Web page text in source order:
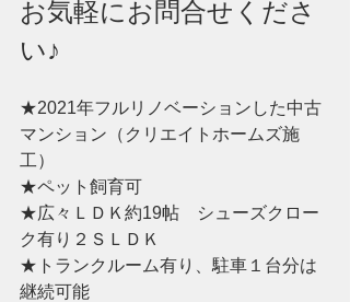
お気軽にお問合せくださ
い♪
★2021年フルリノベーションした中古
マンション（クリエイトホームズ施
工）
★ペット飼育可
★広々ＬＤＫ 約19帖　シューズクロー
ク有り２ＳＬＤＫ
★トランクルーム有り、駐車１台分は
継続可能